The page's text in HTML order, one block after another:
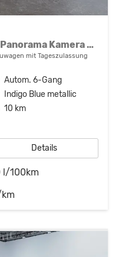
Journey Hybrid 155 360° Panorama Kamera el.Heckklappe Tote Winkel Navi el Heckklappe 2 x Einparkhilfe 19 Zoll Felgen
mit Tageszulassung
Autom. 6-Gang
Indigo Blue metallic
10 km
Details
l/100km